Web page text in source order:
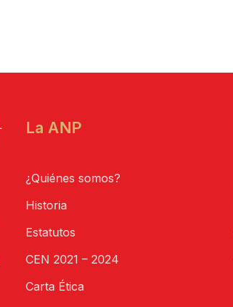
La ANP
¿Quiénes somos?
Historia
Estatutos
CEN 2021 – 2024
Carta Ética